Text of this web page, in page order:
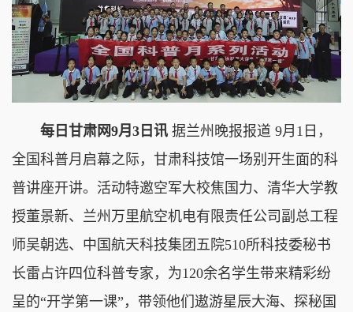
每日甘肃网9月3日讯 据兰州晚报报道 9月1日，
全国科普月启幕之际，甘肃科技馆一场别开生面的科
普讲座开讲。活动特邀空军大校焦国力、清华大学教
授董景新、兰州万里航空机电有限责任公司副总工程
师吴朝选、中国航天科技集团五院510所科技委秘书
长雷占许四位科普专家，为120余名学生带来精彩纷
呈的“开学第一课”，带领他们遨游星辰大海、探秘国